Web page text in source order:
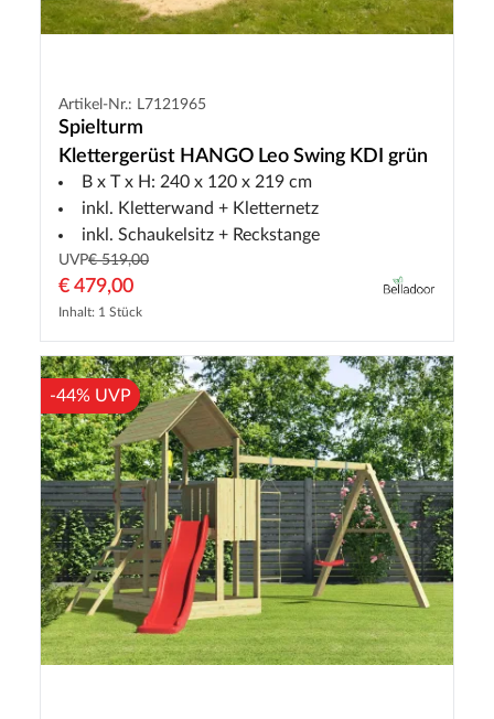
Artikel-Nr.: L7121965
Spielturm
Klettergerüst HANGO Leo Swing KDI grün
B x T x H: 240 x 120 x 219 cm
inkl. Kletterwand + Kletternetz
inkl. Schaukelsitz + Reckstange
UVP€ 519,00
€ 479,00
Inhalt: 1 Stück
-44% UVP